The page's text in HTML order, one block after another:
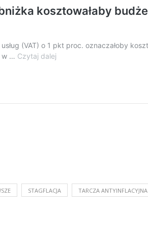
STAGFLACJA TARCZA ANTYINFLACYJNA